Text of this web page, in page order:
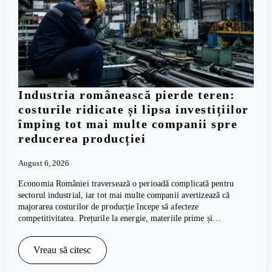
Industria românească pierde teren:
costurile ridicate și lipsa investițiilor
împing tot mai multe companii spre
reducerea producției
August 6, 2026
Economia României traversează o perioadă complicată pentru
sectorul industrial, iar tot mai multe companii avertizează că
majorarea costurilor de producție începe să afecteze
competitivitatea. Prețurile la energie, materiile prime și…
Vreau să citesc